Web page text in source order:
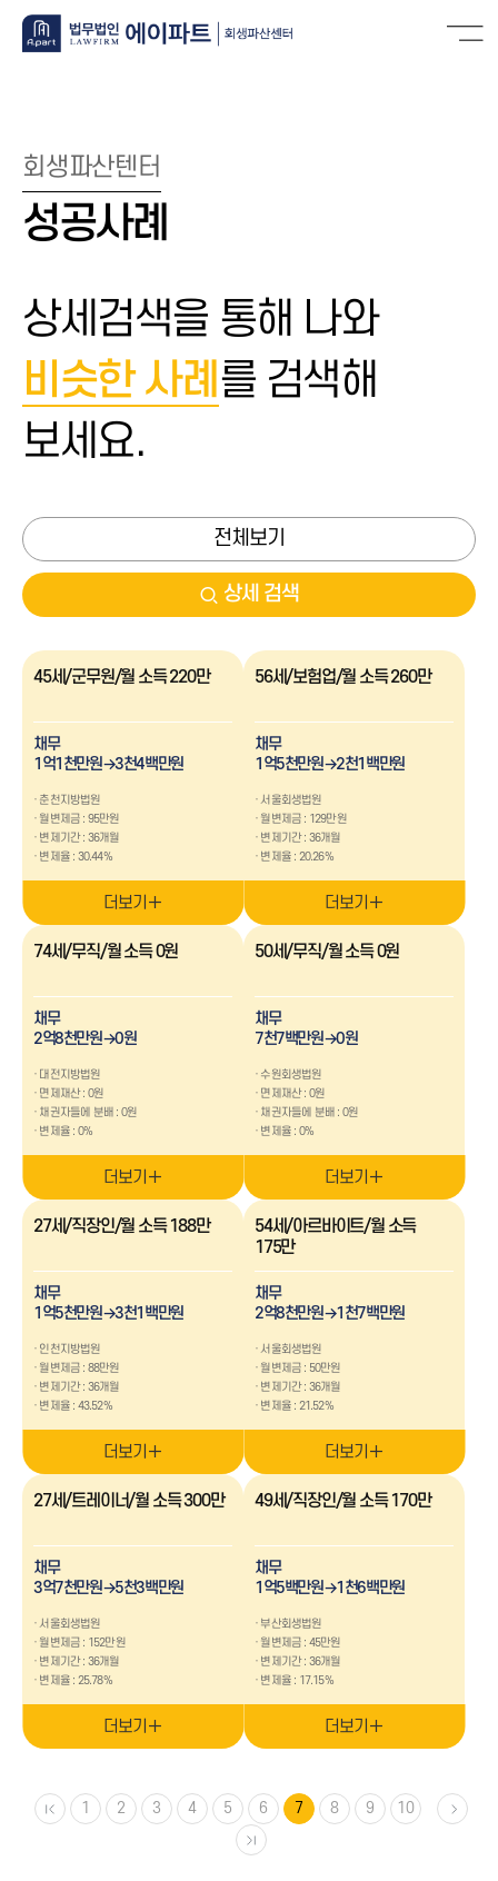
회생파산텐터
성공사례
상세검색을 통해 나와
비슷한 사례 를 검색해
보세요.
전체보기
상세 검색
카테고리
개인회생 개인파산
연령대별
20대
30대
60대 이상
직업별
공무원
영업소득
아르바이트
채무금액별
1억-3억
3억 이상
생활비
병원비
학자금
개인채무
상속채무
코인,주식
사기피해
투자실패
추가생계비
교육비
사례 확인하기
45세/군무원/월 소득 220만
채무
1억1천만원→3천4백만원
춘천지방법원
월변제금 : 95만원
변제기간 : 36개월
변제율 : 30.44%
더보기
56세/보험업/월 소득 260만
채무
1억5천만원→2천1백만원
서울회생법원
월변제금 : 129만원
변제기간 : 36개월
변제율 : 20.26%
더보기
74세/무직/월 소득 0원
채무
2억8천만원→0원
대전지방법원
면제재산 : 0원
채권자들에 분배 : 0원
변제율 : 0%
더보기
50세/무직/월 소득 0원
채무
7천7백만원→0원
수원회생법원
면제재산 : 0원
채권자들에 분배 : 0원
변제율 : 0%
더보기
27세/직장인/월 소득 188만
채무
1억5천만원→3천1백만원
인천지방법원
월변제금 : 88만원
변제기간 : 36개월
변제율 : 43.52%
더보기
54세/아르바이트/월 소득
175만
채무
2억8천만원→1천7백만원
서울회생법원
월변제금 : 50만원
변제기간 : 36개월
변제율 : 21.52%
더보기
27세/트레이너/월 소득 300만
채무
3억7천만원→5천3백만원
서울회생법원
월변제금 : 152만원
변제기간 : 36개월
변제율 : 25.78%
더보기
49세/직장인/월 소득 170만
채무
1억5백만원→1천6백만원
부산회생법원
월변제금 : 45만원
변제기간 : 36개월
변제율 : 17.15%
더보기
1 2 3 4 5 6 7 8 9 10